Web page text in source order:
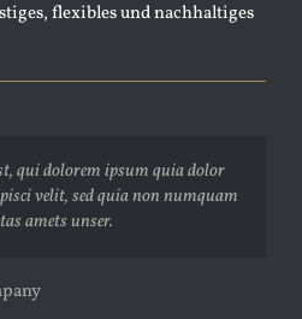
flexibles und nachhaltiges
qui dolorem ipsum quia dolor
velit, sed quia non numquam
amets unser.
at est id ligula facilisis
Suspendisse at ultrices dui.
ipsums fugiats nemis.